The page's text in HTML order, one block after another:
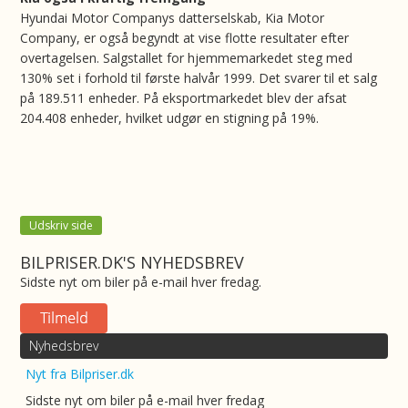
Hyundai Motor Companys datterselskab, Kia Motor
Company, er også begyndt at vise flotte resultater efter
overtagelsen. Salgstallet for hjemmemarkedet steg med
130% set i forhold til første halvår 1999. Det svarer til et salg
på 189.511 enheder. På eksportmarkedet blev der afsat
204.408 enheder, hvilket udgør en stigning på 19%.
Udskriv side
BILPRISER.DK'S NYHEDSBREV
Sidste nyt om biler på e-mail hver fredag.
Nyhedsbrev
Nyt fra Bilpriser.dk
Sidste nyt om biler på e-mail hver fredag